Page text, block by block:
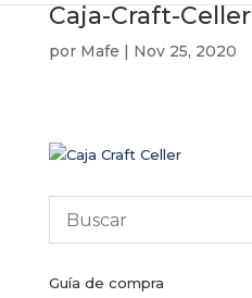
Caja-Craft-Celler
por Mafe | Nov 25, 2020
Guía de compra